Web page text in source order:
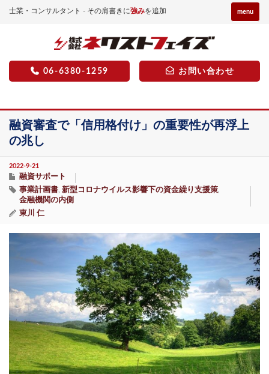
士業・コンサルタント - その肩書きに強みを追加 menu
06-6380-1259 お問い合わせ
融資審査で「信用格付け」の重要性が再浮上
の兆し
2022-9-21
融資サポート
事業計画書 新型コロナウイルス影響下の資金繰り支援策
金融機関の内側
東川 仁